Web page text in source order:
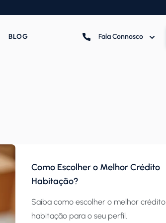
BLOG Fala Connosco
Como Escolher o Melhor Crédito
Habitação?
Saiba como escolher o melhor crédito
habitação para o seu perfil.